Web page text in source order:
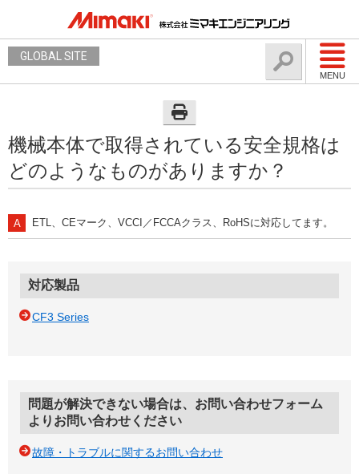
MENU
GLOBAL SITE
機械本体で取得されている安全規格は
どのようなものがありますか？
ETL、CEマーク、VCCI／FCCAクラス、RoHSに対応してます。
対応製品
CF3 Series
問題が解決できない場合は、お問い合わせフォーム
よりお問い合わせください
故障・トラブルに関するお問い合わせ